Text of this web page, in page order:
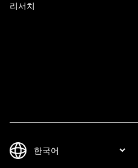
리서치